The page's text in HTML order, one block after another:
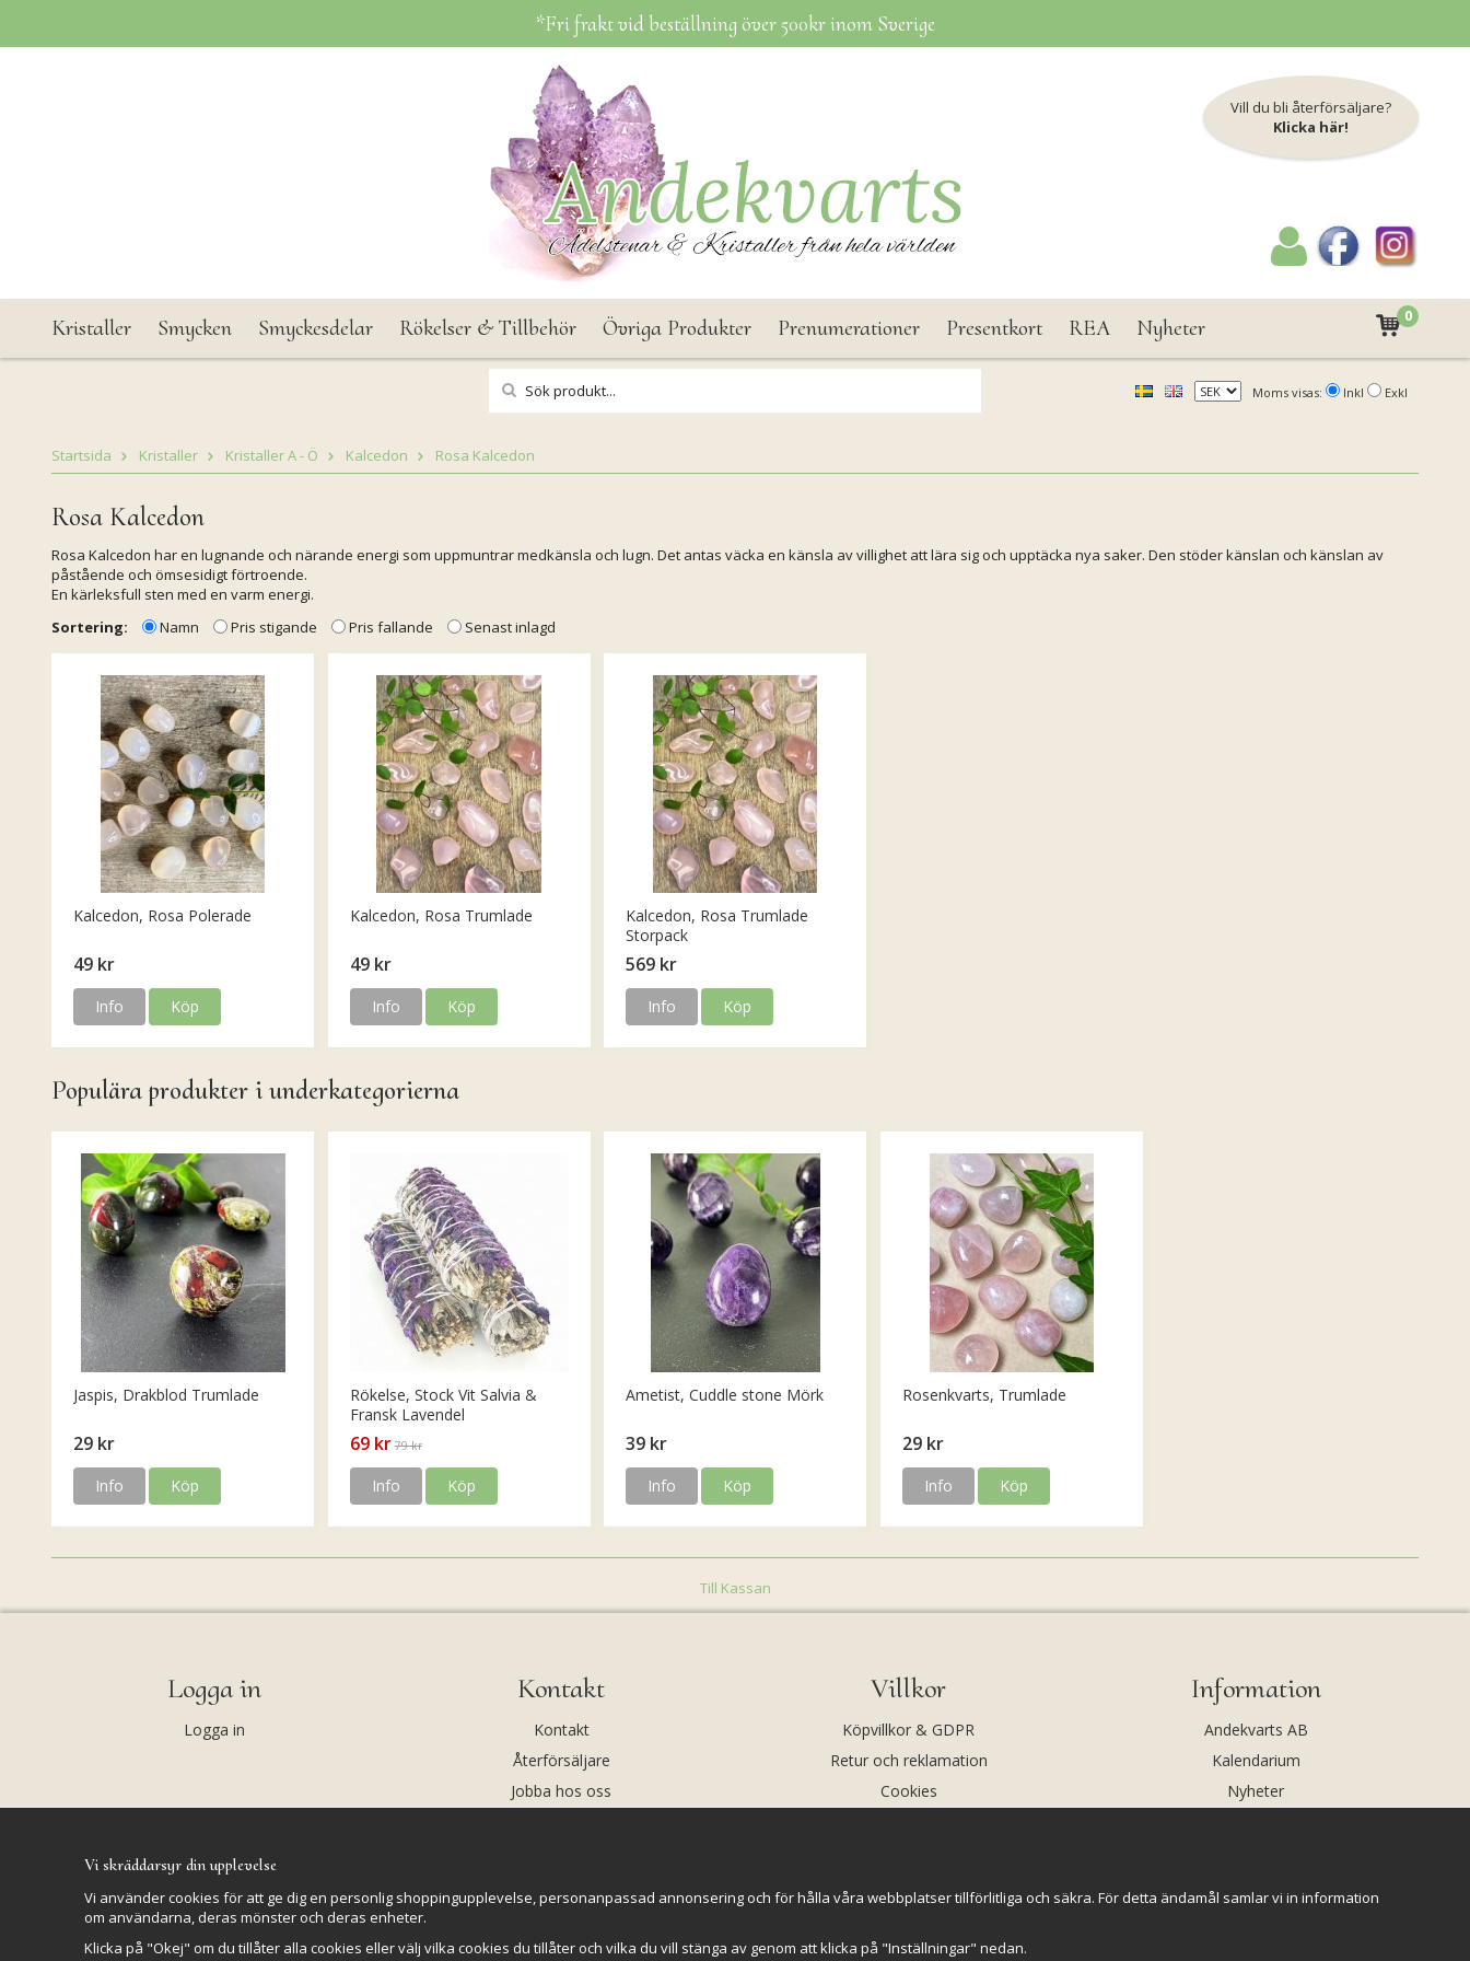
*Fri frakt vid beställning över 500kr inom Sverige
Vill du bli återförsäljare?
Klicka här!
Kristaller Smycken Smyckesdelar Rökelser & Tillbehör Övriga Produkter Prenumerationer Presentkort REA Nyheter 0
Moms visas: Inkl Exkl
Startsida Kristaller Kristaller A - Ö Kalcedon Rosa Kalcedon
Rosa Kalcedon
Rosa Kalcedon har en lugnande och närande energi som uppmuntrar medkänsla och lugn. Det antas väcka en känsla av villighet att lära sig och upptäcka nya saker. Den stöder känslan och känslan av
påstående och ömsesidigt förtroende.
En kärleksfull sten med en varm energi.
Sortering:
Namn Pris stigande Pris fallande Senast inlagd
Kalcedon, Rosa Polerade
49 kr
Info Köp
Kalcedon, Rosa Trumlade
49 kr
Info Köp
Kalcedon, Rosa Trumlade
Storpack
569 kr
Info Köp
Populära produkter i underkategorierna
Jaspis, Drakblod Trumlade
29 kr
Info Köp
Rökelse, Stock Vit Salvia &
Fransk Lavendel
69 kr 79 kr
Info Köp
Ametist, Cuddle stone Mörk
39 kr
Info Köp
Rosenkvarts, Trumlade
29 kr
Info Köp
Till Kassan
Logga in
Logga in
Kontakt
Kontakt
Återförsäljare
Jobba hos oss
Villkor
Köpvillkor & GDPR
Retur och reklamation
Cookies
Information
Andekvarts AB
Kalendarium
Nyheter
Vi skräddarsyr din upplevelse
Vi använder cookies för att ge dig en personlig shoppingupplevelse, personanpassad annonsering och för hålla våra webbplatser tillförlitliga och säkra. För detta ändamål samlar vi in information
om användarna, deras mönster och deras enheter.
Klicka på "Okej" om du tillåter alla cookies eller välj vilka cookies du tillåter och vilka du vill stänga av genom att klicka på "Inställningar" nedan.